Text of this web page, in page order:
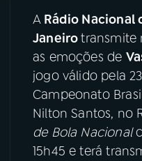
07ÚLTIMAS
FESTIVAL DE
ACOMPANHE A RÁDIO
A Rádio Nacional
Janeirotransmite
as emoções de
jogo válido pela
Campeonato
Nilton Santos, no
de Bola Nacional
15h45 e terá